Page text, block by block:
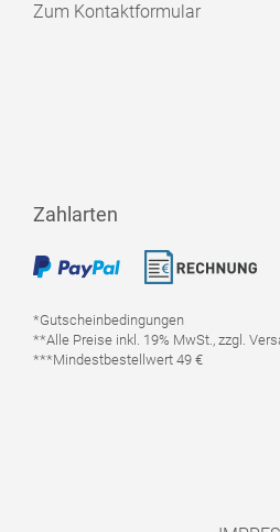
Zum Kontaktformular
Zahlarten
*Gutscheinbedingungen
**Alle Preise inkl. 19% MwSt., zzgl.
***Mindestbestellwert 49 €